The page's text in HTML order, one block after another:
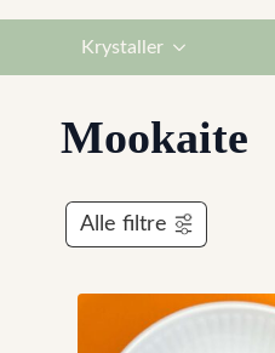
Krystaller
Mookaite
Alle filtre